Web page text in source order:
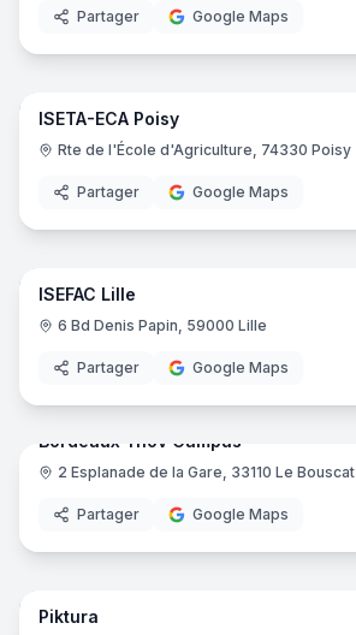
Partager Google Maps
ISETA-ECA Poisy
Rte de l'École d'Agriculture, 74330 Poisy
Partager Google Maps
ISEFAC Lille
6 Bd Denis Papin, 59000 Lille
Partager Google Maps
Bordeaux Ynov Campus
2 Esplanade de la Gare, 33110 Le Bouscat
Partager Google Maps
Piktura